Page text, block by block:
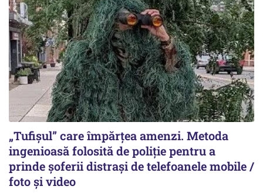
„Tufișul” care împărțea amenzi. Metoda
ingenioasă folosită de poliție pentru a
prinde șoferii distrași de telefoanele mobile /
foto și video